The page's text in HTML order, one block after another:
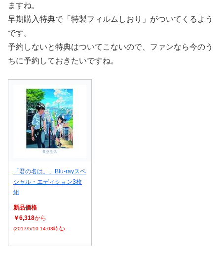
ますね。
早期購入特典で「特製フィルムしおり」がついてくるよう
です。
予約しないと特典はついてこないので、ファンなら今のう
ちに予約しておきたいですね。
「君の名は。」Blu-rayスペ
シャル・エディション3枚
組
新品価格
￥6,318から
(2017/5/10 14:03時点)